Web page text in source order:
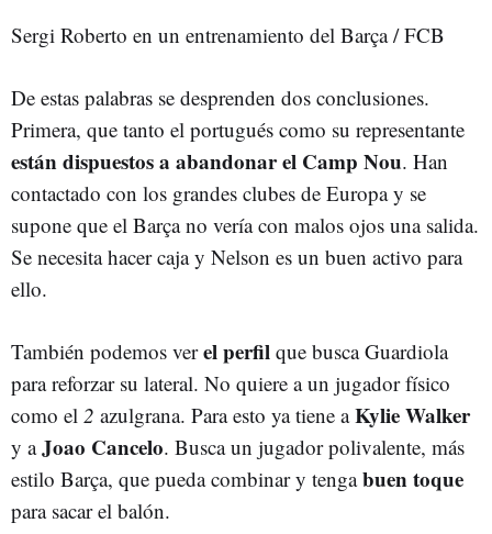
Sergi Roberto en un entrenamiento del Barça / FCB
De estas palabras se desprenden dos conclusiones.
Primera, que tanto el portugués como su representante
están dispuestos a abandonar el Camp Nou. Han
contactado con los grandes clubes de Europa y se
supone que el Barça no vería con malos ojos una salida.
Se necesita hacer caja y Nelson es un buen activo para
ello.
También podemos verel perfil que busca Guardiola
para reforzar su lateral. No quiere a un jugador físico
como el 2 azulgrana. Para esto ya tiene aKylie Walker
y aJoao Cancelo. Busca un jugador polivalente, más
estilo Barça, que pueda combinar y tengabuen toque
para sacar el balón.